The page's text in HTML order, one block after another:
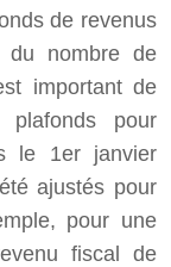
de revenus
nombre de
important de
pour
le 1er janvier
ajustés pour
pour une
fiscal de